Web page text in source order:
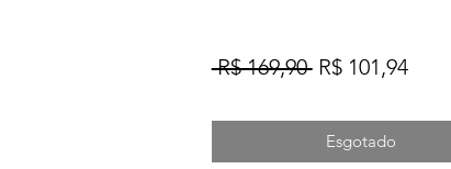
R$ 169,90 Preço
R$ 101,94Preço
Esgotado